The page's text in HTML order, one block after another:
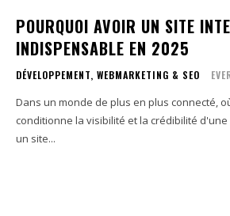
POURQUOI AVOIR UN SITE
INDISPENSABLE EN 2025
DÉVELOPPEMENT, WEBMARKETING & SEO
Dans un monde de plus en plus connecté,
conditionne la visibilité et la crédibilité
un site...